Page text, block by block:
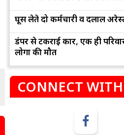
घूस लेते दो कर्मचारी व दलाल
डंपर से टकराई कार, एक ही
लोगों की मौत
CONNECT